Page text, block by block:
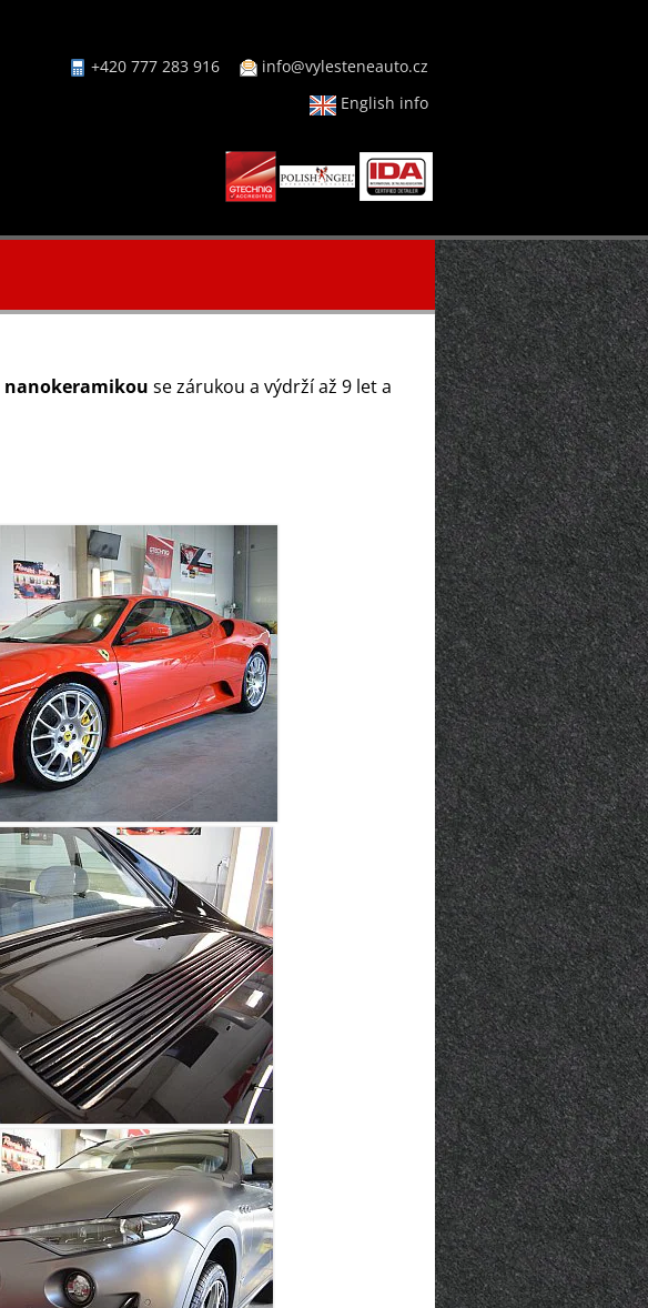
+420 777 283 916
info@vylesteneauto.cz
English info
nanokeramikou se zárukou a výdrží až 9 let a